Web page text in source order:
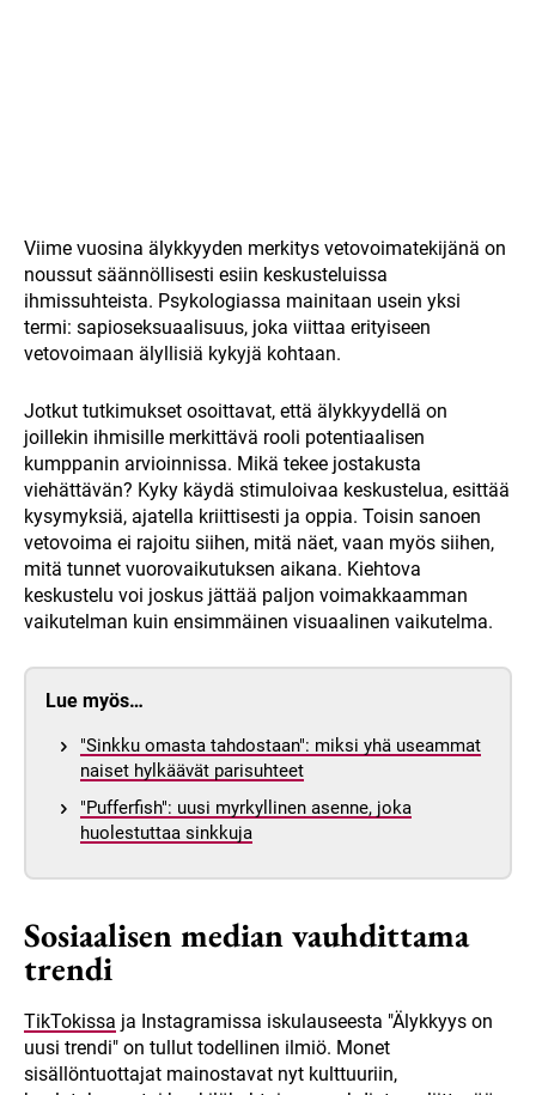
Viime vuosina älykkyyden merkitys vetovoimatekijänä on
noussut säännöllisesti esiin keskusteluissa
ihmissuhteista. Psykologiassa mainitaan usein yksi
termi: sapioseksuaalisuus, joka viittaa erityiseen
vetovoimaan älyllisiä kykyjä kohtaan.
Jotkut tutkimukset osoittavat, että älykkyydellä on
joillekin ihmisille merkittävä rooli potentiaalisen
kumppanin arvioinnissa. Mikä tekee jostakusta
viehättävän? Kyky käydä stimuloivaa keskustelua, esittää
kysymyksiä, ajatella kriittisesti ja oppia. Toisin sanoen
vetovoima ei rajoitu siihen, mitä näet, vaan myös siihen,
mitä tunnet vuorovaikutuksen aikana. Kiehtova
keskustelu voi joskus jättää paljon voimakkaamman
vaikutelman kuin ensimmäinen visuaalinen vaikutelma.
Lue myös…
"Sinkku omasta tahdostaan": miksi yhä useammat
naiset hylkäävät parisuhteet
"Pufferfish": uusi myrkyllinen asenne, joka
huolestuttaa sinkkuja
Sosiaalisen median vauhdittama
trendi
TikTokissa ja Instagramissa iskulauseesta "Älykkyys on
uusi trendi" on tullut todellinen ilmiö. Monet
sisällöntuottajat mainostavat nyt kulttuuriin,